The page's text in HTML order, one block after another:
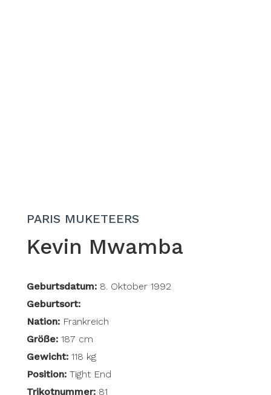
PARIS MUKETEERS
Kevin Mwamba
Geburtsdatum:8. Oktober 1992
Geburtsort:
Nation:Frankreich
Größe:187 cm
Gewicht:118 kg
Position:Tight End
Trikotnummer:81